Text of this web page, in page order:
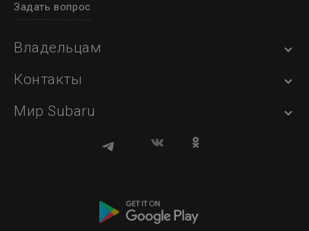
Задать вопрос
Владельцам
Контакты
Мир Subaru